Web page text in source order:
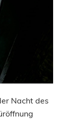
Nacht des